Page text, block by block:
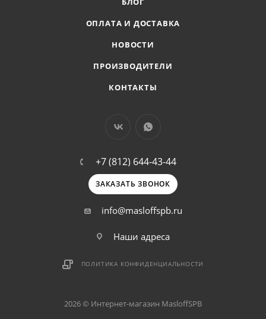
ОПЛАТА И ДОСТАВКА
НОВОСТИ
ПРОИЗВОДИТЕЛИ
КОНТАКТЫ
+7 (812) 644-43-44
ЗАКАЗАТЬ ЗВОНОК
info@masloffspb.ru
Наши адреса
ПОЛИТИКА КОНФИДЕНЦИАЛЬНОСТИ
2026 © Интернет-магазин MasloffSPB